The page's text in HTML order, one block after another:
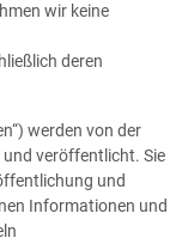
wir keine
deren
werden von der
und veröffentlicht. Sie
und
Informationen und